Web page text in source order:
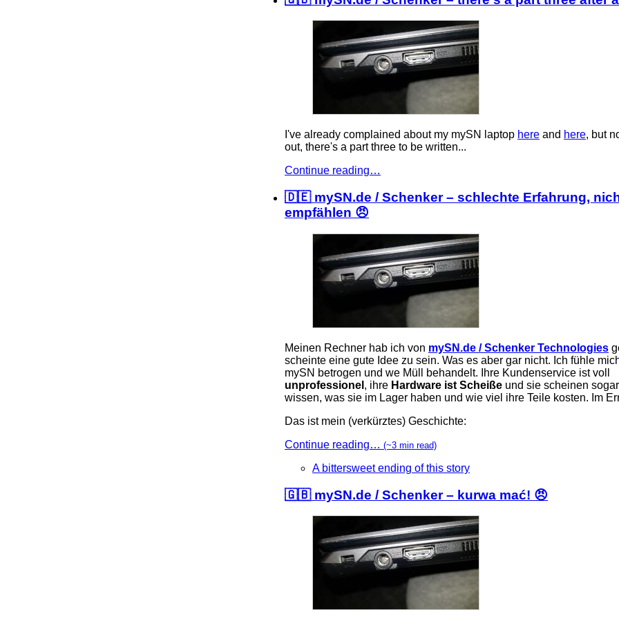
I've already complained about my mySN laptop here and here, but
out, there's a part three to be written...
Continue reading…
🇩🇪 mySN.de / Schenker – schlechte Erfahrung,
empfählen 😠
Meinen Rechner hab ich von mySN.de / Schenker Technologies
scheinte eine gute Idee zu sein. Was es aber gar nicht. Ich fühle
mySN betrogen und we Müll behandelt. Ihre Kundenservice ist voll
unprofessionel , ihre Hardware ist Scheiße und sie scheinen
wissen, was sie im Lager haben und wie viel ihre Teile kosten. Im
Das ist mein (verkürztes) Geschichte:
Continue reading… (~3 min read)
A bittersweet ending of this story
🇬🇧 mySN.de / Schenker – kurwa mać! 😠